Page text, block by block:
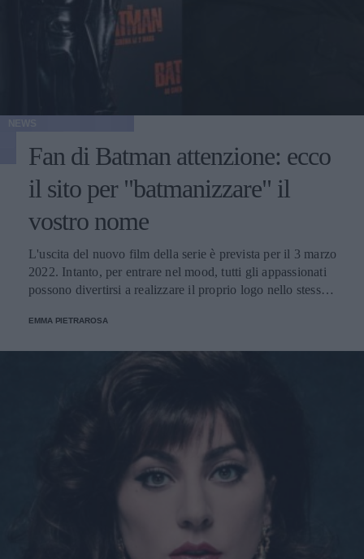
Fan di Batman attenzione: ecco
il sito per "batmanizzare" il
vostro nome
L'uscita del nuovo film della serie è prevista per il 3 marzo
2022. Intanto, per entrare nel mood, tutti gli appassionati
possono divertirsi a realizzare il proprio logo nello stesso
EMMA PIETRAROSA